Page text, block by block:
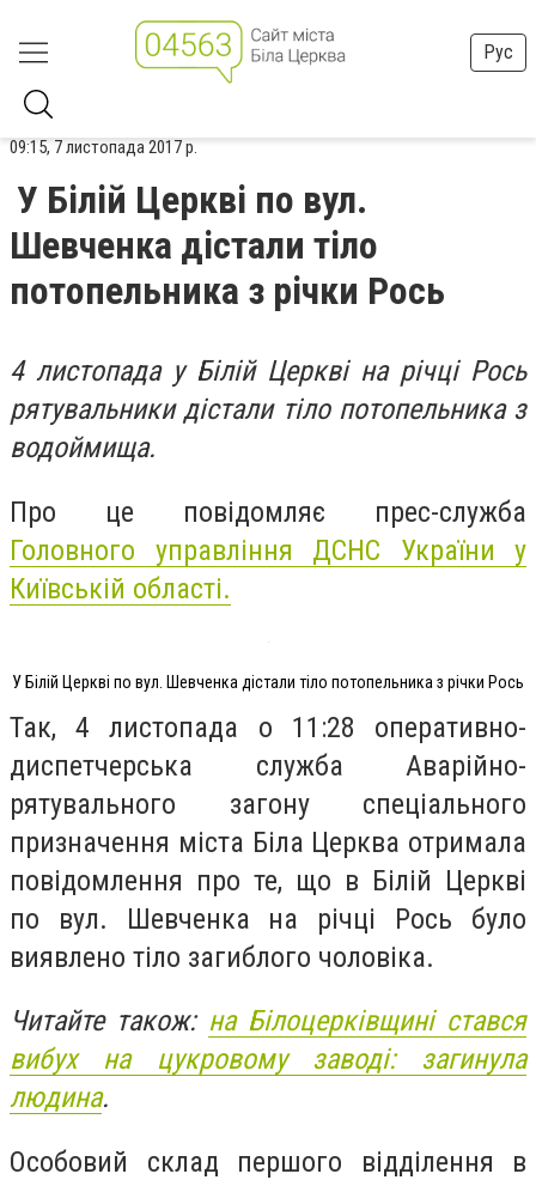
Рус
09:15, 7 листопада 2017 р.
У Білій Церкві по вул.
Шевченка дістали тіло
потопельника з річки Рось
4 листопада у Білій Церкві на річці Рось
рятувальники дістали тіло потопельника з
водоймища.
Про це повідомляє прес-служба
Головного управління ДСНС України у
Київській області.
У Білій Церкві по вул. Шевченка дістали тіло потопельника з річки Рось
Так, 4 листопада о 11:28 оперативно-
диспетчерська служба Аварійно-
рятувального загону спеціального
призначення міста Біла Церква отримала
повідомлення про те, що в Білій Церкві
по вул. Шевченка на річці Рось було
виявлено тіло загиблого чоловіка.
Читайте також: на Білоцерківщині стався
вибух на цукровому заводі: загинула
людина.
Особовий склад першого відділення в